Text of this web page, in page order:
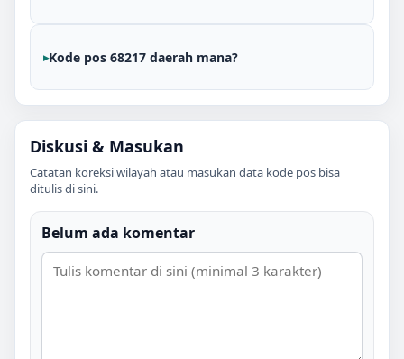
Kode pos 68217 daerah mana?
Diskusi & Masukan
Catatan koreksi wilayah atau masukan data kode pos bisa
ditulis di sini.
Belum ada komentar